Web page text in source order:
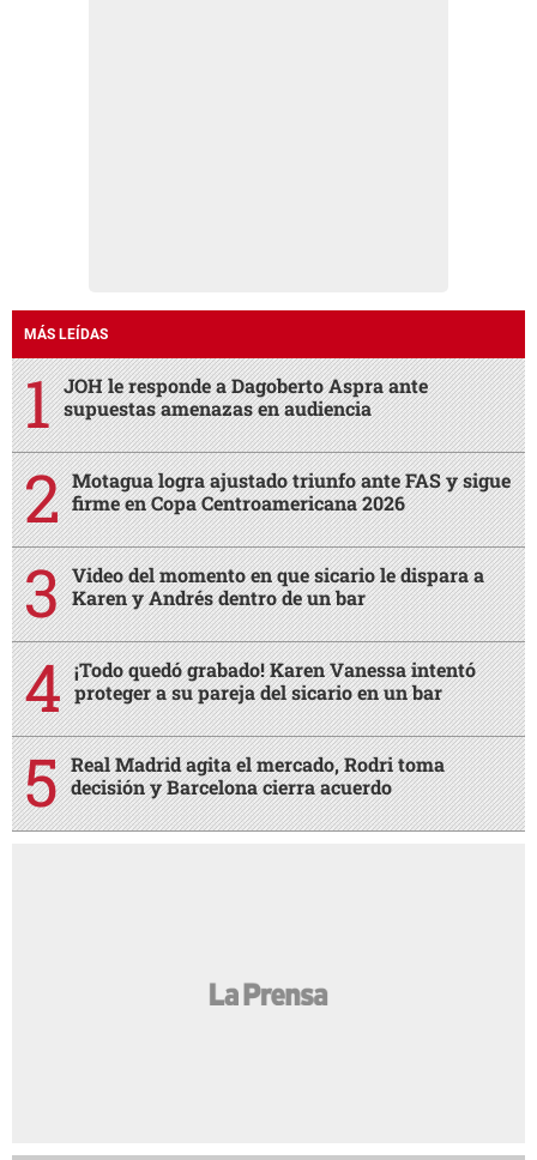
MÁS LEÍDAS
JOH le responde a Dagoberto Aspra ante
supuestas amenazas en audiencia
Motagua logra ajustado triunfo ante FAS y sigue
firme en Copa Centroamericana 2026
Video del momento en que sicario le dispara a
Karen y Andrés dentro de un bar
¡Todo quedó grabado! Karen Vanessa intentó
proteger a su pareja del sicario en un bar
Real Madrid agita el mercado, Rodri toma
decisión y Barcelona cierra acuerdo